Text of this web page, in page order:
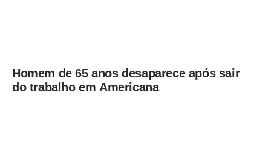
Homem de 65 anos desaparece após sair
do trabalho em Americana